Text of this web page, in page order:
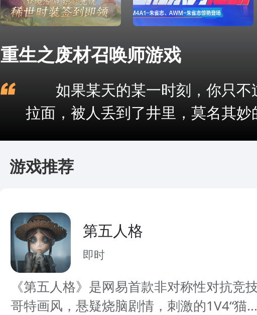
重生之废材召唤师游戏
如果某天的某一时刻，你只不
拉面，被人丢到了井里，莫名其妙
游戏推荐
第五人格
即时
《第五人格》是网易首款非对称性对抗竞
哥特画风，悬疑烧脑剧情，刺激的1V4“猫...